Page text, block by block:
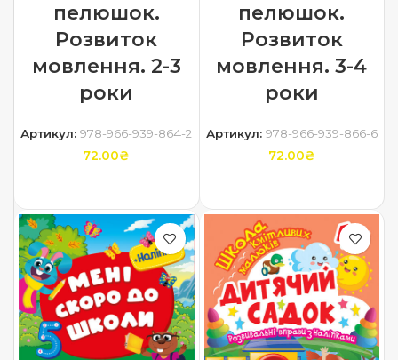
пелюшок.
Розвиток
мовлення. 2-3
роки
Артикул:978-966-939-864-2
72.00₴
пелюшок.
Розвиток
мовлення. 3-4
роки
Артикул: 978-966-939-866-6
72.00₴